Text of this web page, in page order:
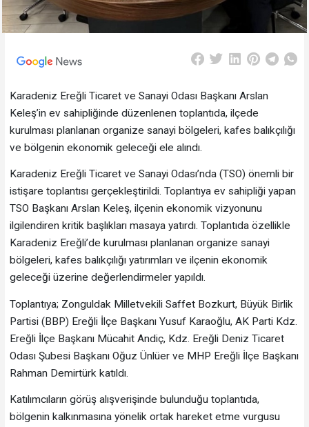
Karadeniz Ereğli Ticaret ve Sanayi Odası Başkanı Arslan
Keleş’in ev sahipliğinde düzenlenen toplantıda, ilçede
kurulması planlanan organize sanayi bölgeleri, kafes balıkçılığı
ve bölgenin ekonomik geleceği ele alındı.
Karadeniz Ereğli Ticaret ve Sanayi Odası’nda (TSO) önemli bir
istişare toplantısı gerçekleştirildi. Toplantıya ev sahipliği yapan
TSO Başkanı Arslan Keleş, ilçenin ekonomik vizyonunu
ilgilendiren kritik başlıkları masaya yatırdı. Toplantıda özellikle
Karadeniz Ereğli’de kurulması planlanan organize sanayi
bölgeleri, kafes balıkçılığı yatırımları ve ilçenin ekonomik
geleceği üzerine değerlendirmeler yapıldı.
Toplantıya; Zonguldak Milletvekili Saffet Bozkurt, Büyük Birlik
Partisi (BBP) Ereğli İlçe Başkanı Yusuf Karaoğlu, AK Parti Kdz.
Ereğli İlçe Başkanı Mücahit Andiç, Kdz. Ereğli Deniz Ticaret
Odası Şubesi Başkanı Oğuz Ünlüer ve MHP Ereğli İlçe Başkanı
Rahman Demirtürk katıldı.
Katılımcıların görüş alışverişinde bulunduğu toplantıda,
bölgenin kalkınmasına yönelik ortak hareket etme vurgusu